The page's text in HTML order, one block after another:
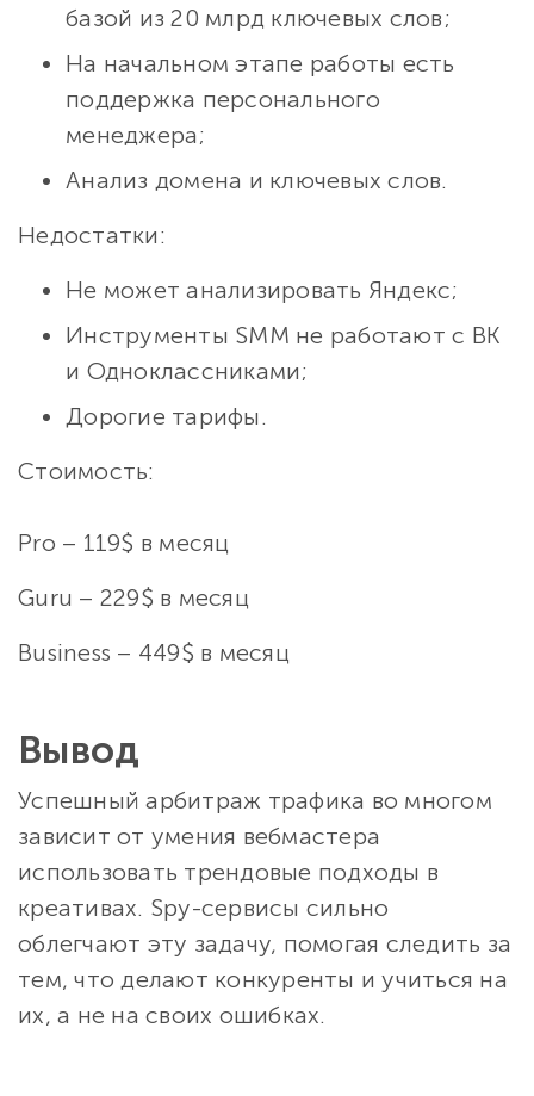
базой из 20 млрд ключевых слов;
На начальном этапе работы есть
поддержка персонального
менеджера;
Анализ домена и ключевых слов.
Недостатки:
Не может анализировать Яндекс;
Инструменты SMM не работают с ВК
и Одноклассниками;
Дорогие тарифы.
Стоимость:
Pro – 119$ в месяц
Guru – 229$ в месяц
Business – 449$ в месяц
Вывод
Успешный арбитраж трафика во многом
зависит от умения вебмастера
использовать трендовые подходы в
креативах. Spy-сервисы сильно
облегчают эту задачу, помогая следить за
тем, что делают конкуренты и учиться на
их, а не на своих ошибках.